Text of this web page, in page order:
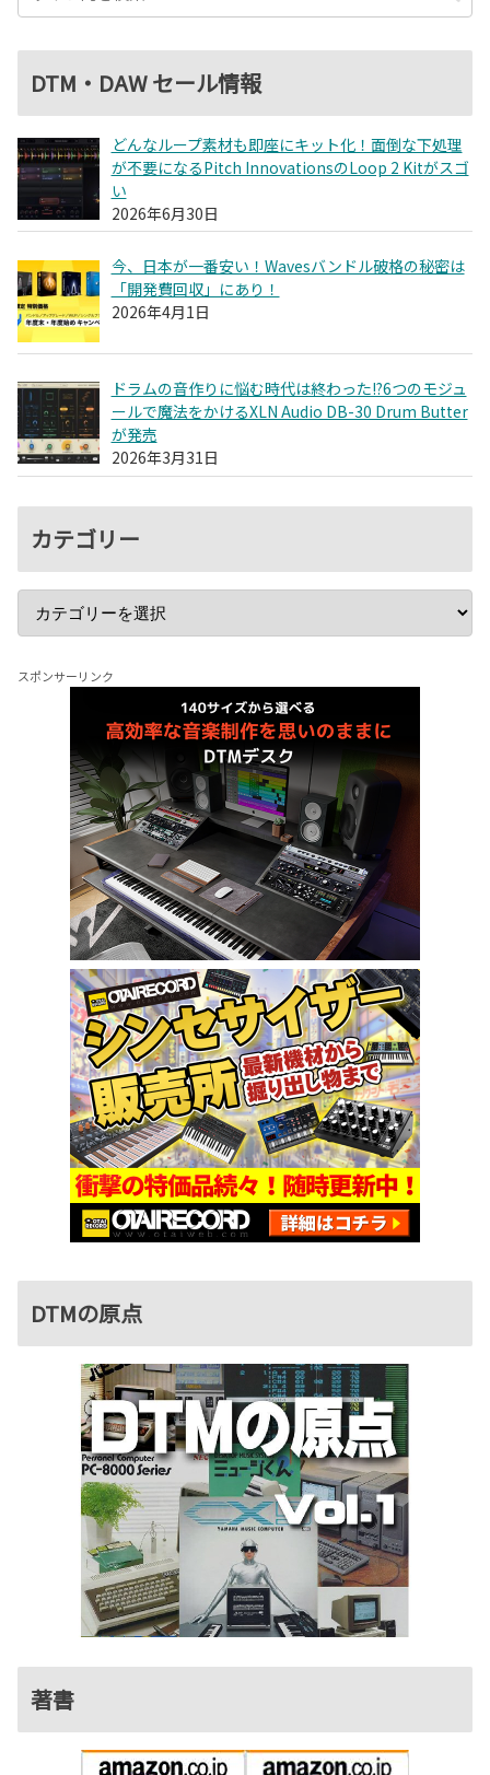
DTM・DAW セール情報
どんなループ素材も即座にキット化！面倒な下処理
が不要になるPitch InnovationsのLoop 2 Kitがスゴ
い
2026年6月30日
今、日本が一番安い！Wavesバンドル破格の秘密は
「開発費回収」にあり！
2026年4月1日
ドラムの音作りに悩む時代は終わった!?6つのモジュ
ールで魔法をかけるXLN Audio DB-30 Drum Butter
が発売
2026年3月31日
カテゴリー
スポンサーリンク
DTMの原点
著書